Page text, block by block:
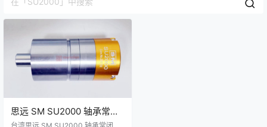
思远 SM SU2000 轴承常闭
式旋转接头